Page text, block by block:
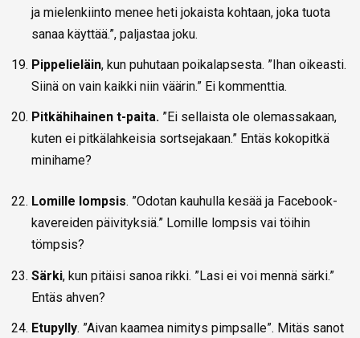
ja mielenkiinto menee heti jokaista kohtaan, joka tuota
sanaa käyttää.”, paljastaa joku.
Pippelieläin, kun puhutaan poikalapsesta. ”Ihan oikeasti.
Siinä on vain kaikki niin väärin.” Ei kommenttia.
Pitkähihainen t-paita. ”Ei sellaista ole olemassakaan,
kuten ei pitkälahkeisia sortsejakaan.” Entäs kokopitkä
minihame?
Lomille lompsis. ”Odotan kauhulla kesää ja Facebook-
kavereiden päivityksiä.” Lomille lompsis vai töihin
tömpsis?
Särki, kun pitäisi sanoa rikki. ”Lasi ei voi mennä särki.”
Entäs ahven?
Etupylly. ”Aivan kaamea nimitys pimpsalle”. Mitäs sanot